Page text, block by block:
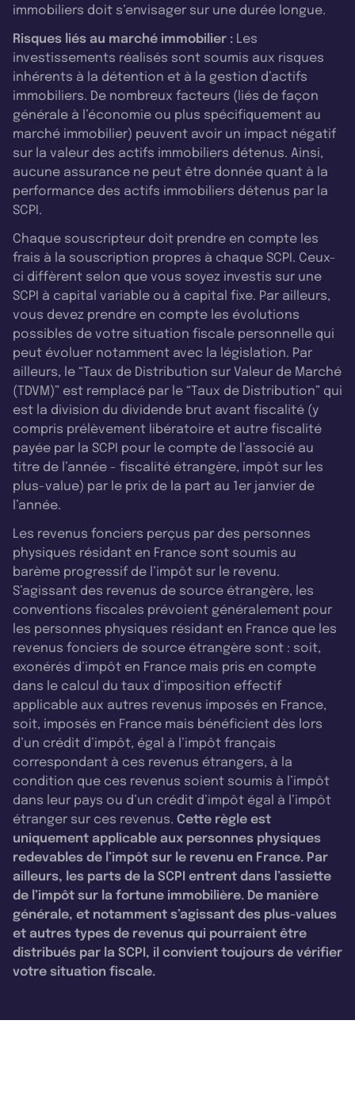
immobiliers doit s’envisager sur une durée longue.
Risques liés au marché immobilier : Les
investissements réalisés sont soumis aux risques
inhérents à la détention et à la gestion d’actifs
immobiliers. De nombreux facteurs (liés de façon
générale à l’économie ou plus spécifiquement au
marché immobilier) peuvent avoir un impact négatif
sur la valeur des actifs immobiliers détenus. Ainsi,
aucune assurance ne peut être donnée quant à la
performance des actifs immobiliers détenus par la
SCPI.
Chaque souscripteur doit prendre en compte les
frais à la souscription propres à chaque SCPI. Ceux-
ci diffèrent selon que vous soyez investis sur une
SCPI à capital variable ou à capital fixe. Par ailleurs,
vous devez prendre en compte les évolutions
possibles de votre situation fiscale personnelle qui
peut évoluer notamment avec la législation. Par
ailleurs, le “Taux de Distribution sur Valeur de Marché
(TDVM)” est remplacé par le “Taux de Distribution” qui
est la division du dividende brut avant fiscalité (y
compris prélèvement libératoire et autre fiscalité
payée par la SCPI pour le compte de l’associé au
titre de l’année - fiscalité étrangère, impôt sur les
plus-value) par le prix de la part au 1er janvier de
l’année.
Les revenus fonciers perçus par des personnes
physiques résidant en France sont soumis au
barème progressif de l’impôt sur le revenu.
S’agissant des revenus de source étrangère, les
conventions fiscales prévoient généralement pour
les personnes physiques résidant en France que les
revenus fonciers de source étrangère sont : soit,
exonérés d’impôt en France mais pris en compte
dans le calcul du taux d’imposition effectif
applicable aux autres revenus imposés en France,
soit, imposés en France mais bénéficient dès lors
d’un crédit d’impôt, égal à l’impôt français
correspondant à ces revenus étrangers, à la
condition que ces revenus soient soumis à l’impôt
dans leur pays ou d’un crédit d’impôt égal à l’impôt
étranger sur ces revenus. Cette règle est
uniquement applicable aux personnes physiques
redevables de l’impôt sur le revenu en France. Par
ailleurs, les parts de la SCPI entrent dans l’assiette
de l’impôt sur la fortune immobilière. De manière
générale, et notamment s’agissant des plus-values
et autres types de revenus qui pourraient être
distribués par la SCPI, il convient toujours de vérifier
votre situation fiscale.